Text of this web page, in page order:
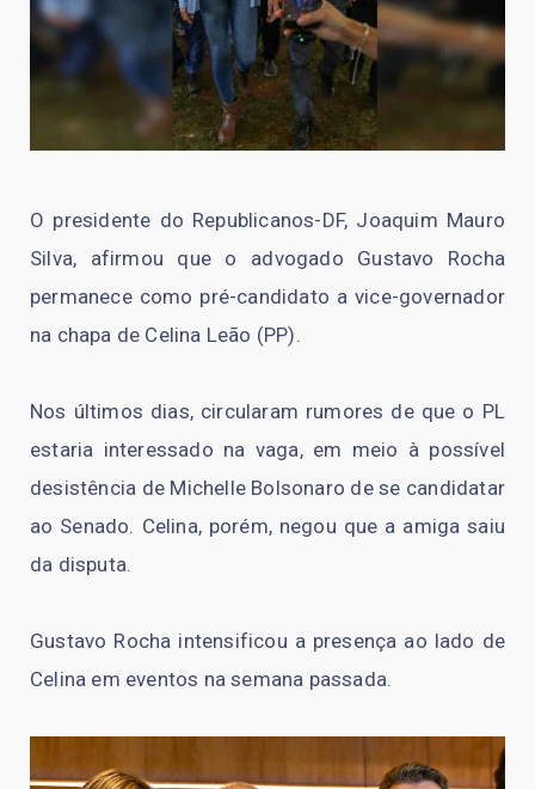
O presidente do Republicanos-DF, Joaquim Mauro
Silva, afirmou que o advogado Gustavo Rocha
permanece como pré-candidato a vice-governador
na chapa de Celina Leão (PP).
Nos últimos dias, circularam rumores de que o PL
estaria interessado na vaga, em meio à possível
desistência de Michelle Bolsonaro de se candidatar
ao Senado. Celina, porém, negou que a amiga saiu
da disputa.
Gustavo Rocha intensificou a presença ao lado de
Celina em eventos na semana passada.